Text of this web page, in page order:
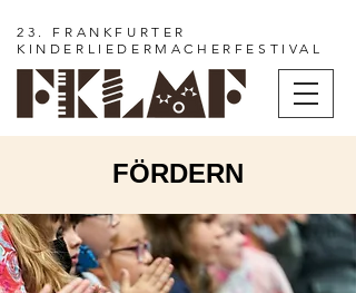
23. FRANKFURTER
KINDERLIEDERMACHERFESTIVAL
FÖRDERN